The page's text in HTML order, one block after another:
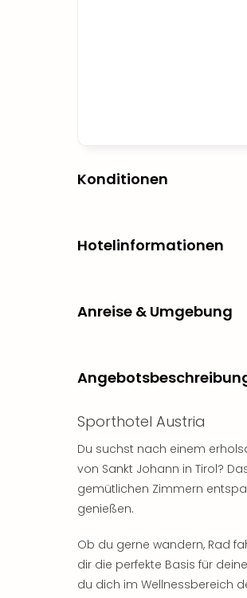
Konditionen
Hotelinformationen
Anreise & Umgebung
Sporthotel Austria
Du suchst nach einem
von Sankt Johann in Tirol?
gemütlichen Zimmern
genießen.
Ob du gerne wandern, Rad
dir die perfekte Basis für
du dich im Wellnessbereich